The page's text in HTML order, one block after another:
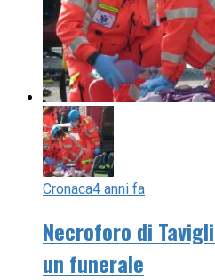
Cronaca4 anni fa
Necroforo di
un funerale